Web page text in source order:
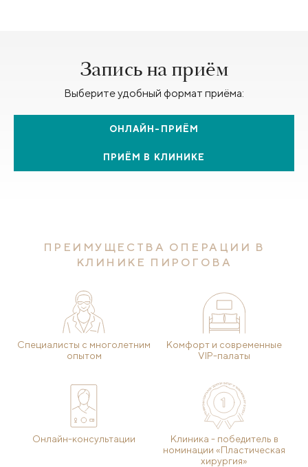
Запись на приём
Выберите удобный формат приёма:
ОНЛАЙН-ПРИЁМ
ПРИЁМ В КЛИНИКЕ
ПРЕИМУЩЕСТВА ОПЕРАЦИИ В
КЛИНИКЕ ПИРОГОВА
Специалисты с многолетним
опытом
Комфорт и современные
VIP-палаты
Онлайн-консультации
Клиника - победитель в
номинации «Пластическая
хирургия»